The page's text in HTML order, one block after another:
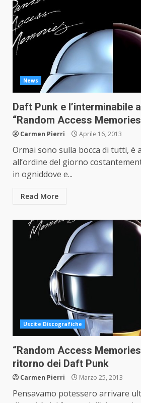
News
Daft Punk e l’interminabile
“Random Access
Carmen Pierri Aprile 16, 2013
Ormai sono sulla bocca di tutti, è
all’ordine del giorno
in ogniddove e...
Read More
Uscite Discografiche
“Random Access
ritorno dei Daft Punk
Carmen Pierri Marzo 25, 2013
Pensavamo potessero arrivare